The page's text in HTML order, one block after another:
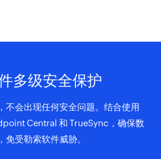
多级安全保护
不会出现任何安全问题。结合使用
Central 和 TrueSync，确保数
免受勒索软件威胁。